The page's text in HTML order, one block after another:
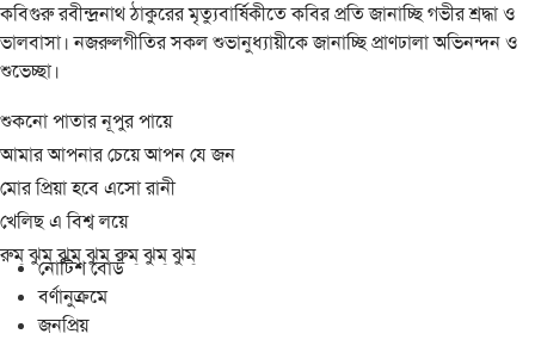
কবিগুরু রবীন্দ্রনাথ ঠাকুরের মৃত্যুবার্ষিকীতে কবির প্রতি জানাচ্ছি গভীর শ্রদ্ধা ও
ভালবাসা। নজরুলগীতির সকল শুভানুধ্যায়ীকে জানাচ্ছি প্রাণঢালা অভিনন্দন ও
শুভেচ্ছা।
শুকনো পাতার নূপুর পায়ে
আমার আপনার চেয়ে আপন যে জন
মোর প্রিয়া হবে এসো রানী
খেলিছ এ বিশ্ব লয়ে
রুম্ ঝুম্ ঝুম্ ঝুম্ রুম্ ঝুম্ ঝুম্
নোটিশ বোর্ড
বর্ণানুক্রমে
জনপ্রিয়